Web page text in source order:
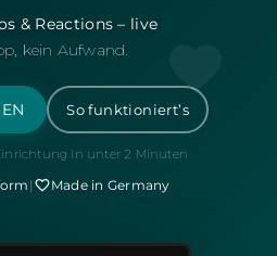
& Reactions – live
kein Aufwand.
So funktioniert’s
in unter 2 Minuten
| Made in Germany